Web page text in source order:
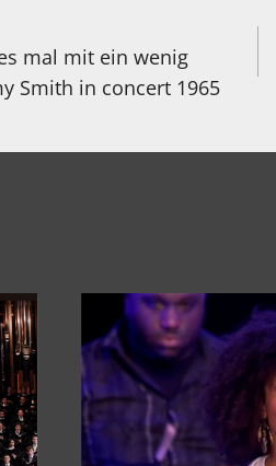
mal mit ein wenig
Smith in concert 1965